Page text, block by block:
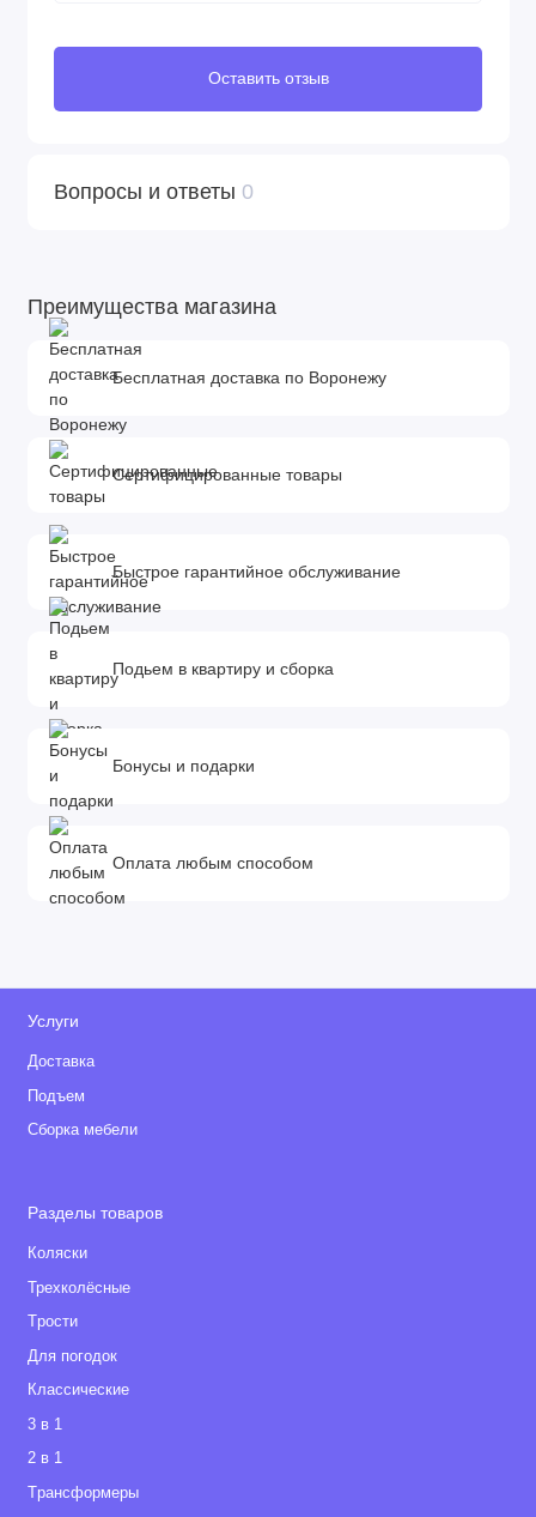
Оставить отзыв
Вопросы и ответы 0
Преимущества магазина
Бесплатная доставка по Воронежу
Сертифицированные товары
Быстрое гарантийное обслуживание
Подьем в квартиру и сборка
Бонусы и подарки
Оплата любым способом
Услуги
Доставка
Подъем
Сборка мебели
Разделы товаров
Коляски
Трехколёсные
Tрости
Для погодок
Классические
3 в 1
2 в 1
Tрансформеры